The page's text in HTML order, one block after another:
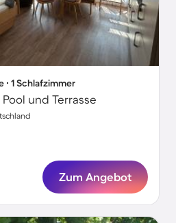
∙ 1 Schlafzimmer
und Terrasse
Zum Angebot